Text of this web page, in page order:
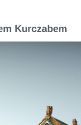
Kurczabem